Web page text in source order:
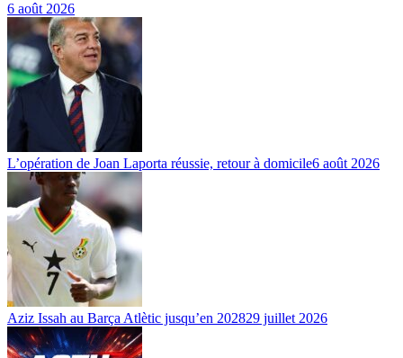
6 août 2026
L’opération de Joan Laporta réussie, retour à domicile6 août 2026
Aziz Issah au Barça Atlètic jusqu’en 202829 juillet 2026